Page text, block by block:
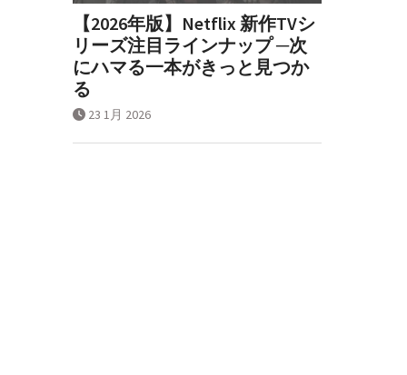
【2026年版】Netflix 新作TVシ
リーズ注目ラインナップ ─次
にハマる一本がきっと見つか
る
23 1月 2026